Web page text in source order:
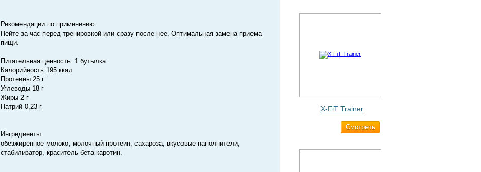
Рекомендации по применению:
Пейте за час перед тренировкой или сразу после нее. Оптимальная замена приема
пищи.
Питательная ценность: 1 бутылка
Калорийность 195 ккал
Протеины 25 г
Углеводы 18 г
Жиры 2 г
Натрий 0,23 г
Ингредиенты:
обезжиренное молоко, молочный протеин, сахароза, вкусовые наполнители,
стабилизатор, краситель бета-каротин.
X-FiT Trainer
Cмотреть